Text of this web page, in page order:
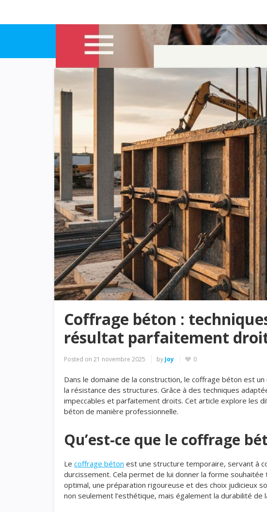
Coffrage béton :
résultat parfaitement
Posted on 21 novembre 2025 by Joy 0
Dans le domaine de la construction, le coffrage béton est
la résistance des structures. Grâce à des techniques
impeccables et parfaitement droits. Cet article explore les
béton de manière professionnelle.
Qu’est-ce que le coffrage
Le coffrage béton est une structure temporaire, servant à
durcissement. Cela permet de lui donner la forme
optimal, une préparation rigoureuse et des choix judicieux
non seulement l’esthétique, mais également la durabilité de